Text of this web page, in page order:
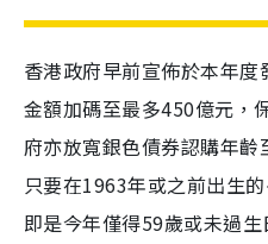
香港政府早前宣佈於本年
金額加碼至最多450億元，
府亦放寬銀色債券認購年
只要在1963年或之前出生
即是今年僅得59歲或未過生